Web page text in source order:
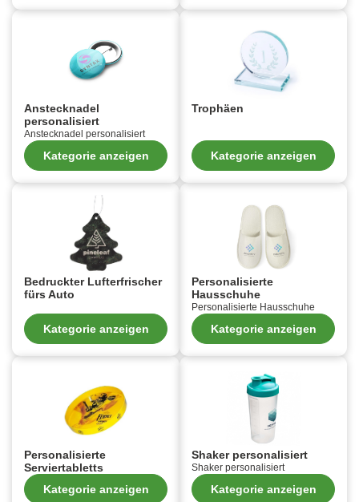
Anstecknadel
personalisiert
Anstecknadel personalisiert
Kategorie anzeigen
Trophäen
Kategorie anzeigen
Bedruckter Lufterfrischer
fürs Auto
Kategorie anzeigen
Personalisierte
Hausschuhe
Personalisierte Hausschuhe
Kategorie anzeigen
Personalisierte
Serviertabletts
Kategorie anzeigen
Shaker personalisiert
Shaker personalisiert
Kategorie anzeigen